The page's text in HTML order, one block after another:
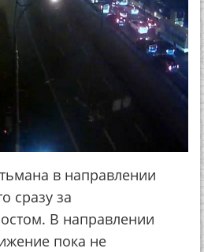
в направлении
сразу за
В направлении
пока не